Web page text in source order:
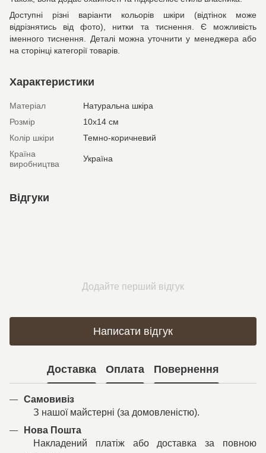
Доступні різні варіанти кольорів шкіри (відтінок може
відрізнятись від фото), нитки та тиснення. Є можливість
іменного тиснення. Деталі можна уточнити у менеджера або
на сторінці категорії товарів.
Характеристики
Матеріал
Натуральна шкіра
Розмір
10х14 см
Колір шкіри
Темно-коричневий
Країна
виробництва
Україна
Відгуки
Додайте перший відгук
Написати відгук
Доставка Оплата Повернення
Самовивіз
З нашої майстерні (за домовленістю).
Нова Пошта
Накладений платіж або доставка за повною